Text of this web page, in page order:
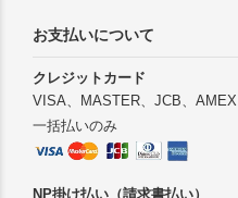
お支払いについて
クレジットカード
VISA、MASTER、JCB、
一括払いのみ
NP掛け払い（請求書払い）